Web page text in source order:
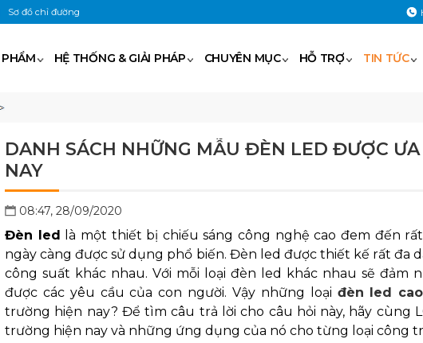
HỆ THỐNG & GIẢI PHÁP CHUYÊN MỤC HỖ TRỢ TIN TỨC
DANH SÁCH NHỮNG MẪU ĐÈN LED ĐƯỢC
NAY
08:47, 28/09/2020
Đèn led là một thiết bị chiếu sáng công nghệ cao đem đến
ngày càng được sử dụng phổ biến. Đèn led được thiết kế rất đa
công suất khác nhau. Với mỗi loại đèn led khác nhau sẽ đảm
được các yêu cầu của con người. Vậy những loại đèn led
trường hiện nay? Để tìm câu trả lời cho câu hỏi này, hãy cùng
trường hiện nay và những ứng dụng của nó cho từng loại công
Sơ đồ chỉ đường